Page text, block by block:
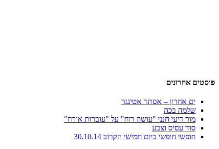
פוסטים אחרונים
ים אחרון – אסתר אטינגר
שלמה בכה
מור דיעי חנני "עושה רוח" על "עוברות אורח"
סוד עסיס וצבע
חופשי חופשי ביום חמישי הקרוב 30.10.14